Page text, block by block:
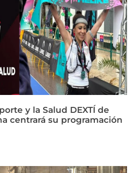
y la Salud DEXTÍ de
centrará su programación